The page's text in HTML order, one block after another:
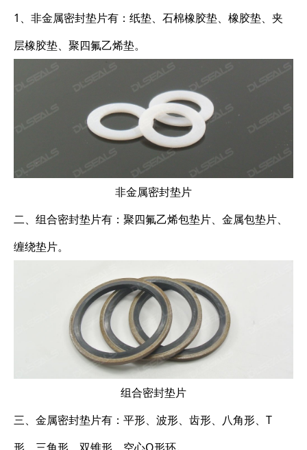
1、非金属密封垫片有：纸垫、石棉橡胶垫、橡胶垫、夹
层橡胶垫、聚四氟乙烯垫。
非金属密封垫片
二、组合密封垫片有：聚四氟乙烯包垫片、金属包垫片、
缠绕垫片。
组合密封垫片
三、金属密封垫片有：平形、波形、齿形、八角形、T